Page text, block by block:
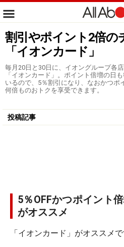
割引やポイント2倍の
「イオンカード」
毎月20日と30日に、イオングループ各
「イオンカード」。ポイント倍増の日
いるので、5％割引になり、なおかつポ
何倍ものおトクを享受できます。
投稿記事
5％OFFかつポイント
がオススメ
「イオンカード」がオススメで